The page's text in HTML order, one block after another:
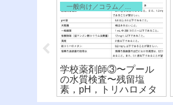
学校薬剤師③〜プール
の水質検査〜残留塩
素，pH，トリハロメタ
ン，細菌